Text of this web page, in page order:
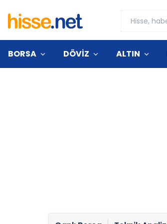
BORSA DÖVİZ ALTIN